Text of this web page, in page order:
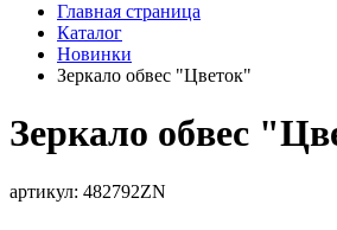
Главная страница
Каталог
Новинки
Зеркало обвес "Цветок"
Зеркало обвес
артикул: 482792ZN